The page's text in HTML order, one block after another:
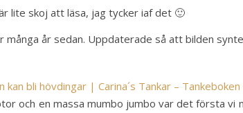
lite skoj att läsa, jag tycker iaf det 🙂
många år sedan. Uppdaterade så att bilden
kan bli hövdingar | Carina´s Tankar – Tankeboken
och en massa mumbo jumbo var det första vi